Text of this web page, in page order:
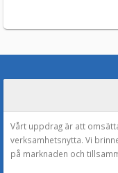
Vårt uppdrag är att
verksamhetsnytta. Vi
på marknaden och